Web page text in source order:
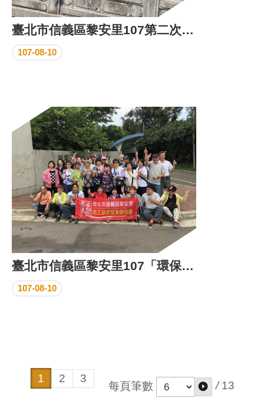
臺北市信義區黎安里107第二次睦鄰活動
107-08-10
臺北市信義區黎安里107「環保志工參訪研習」
107-08-10
1 2 3
每頁筆數 / 13